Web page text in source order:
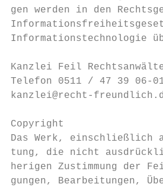
gen werden in den
Informationstechnologie
Kanzlei Feil
Telefon 0511 / 47 39 06-
kanzlei@recht-
Copyright
Das Werk,
tung, die nicht
herigen Zustimmung der
gungen, Bearbeitungen,